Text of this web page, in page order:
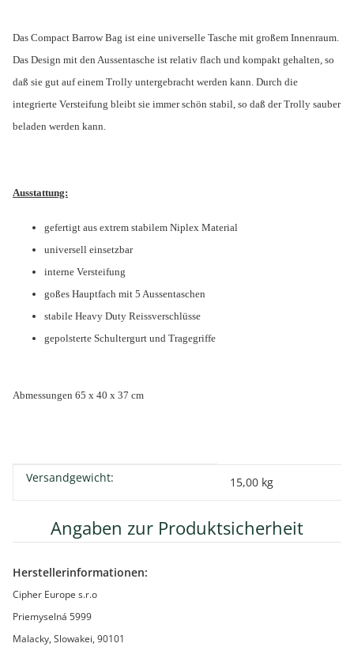
Das Compact Barrow Bag ist eine universelle Tasche mit großem Innenraum.
Das Design mit den Aussentasche ist relativ flach und kompakt gehalten, so
daß sie gut auf einem Trolly untergebracht werden kann. Durch die
integrierte Versteifung bleibt sie immer schön stabil, so daß der Trolly sauber
beladen werden kann.
Ausstattung:
gefertigt aus extrem stabilem Niplex Material
universell einsetzbar
interne Versteifung
goßes Hauptfach mit 5 Aussentaschen
stabile Heavy Duty Reissverschlüsse
gepolsterte Schultergurt und Tragegriffe
Abmessungen 65 x 40 x 37 cm
Produkteigenschaft
Wert
Versandgewicht: 15,00 kg
Angaben zur Produktsicherheit
Herstellerinformationen:
Cipher Europe s.r.o
Priemyselná 5999
Malacky, Slowakei, 90101